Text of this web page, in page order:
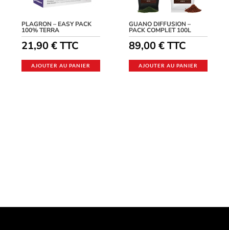
PLAGRON – EASY PACK
100% TERRA
21,90€ TTC
AJOUTER AU PANIER
GUANO DIFFUSION –
PACK COMPLET 100L
89,00€TTC
AJOUTER AU PANIER